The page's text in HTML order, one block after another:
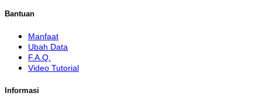
Bantuan
Manfaat
Ubah Data
F.A.Q.
Video Tutorial
Informasi